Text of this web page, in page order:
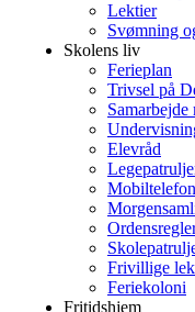
Lektier
Svømning
Skolens liv
Ferieplan
Trivsel på
Elevråd
Frivillige
Feriekoloni
Fritidshjem